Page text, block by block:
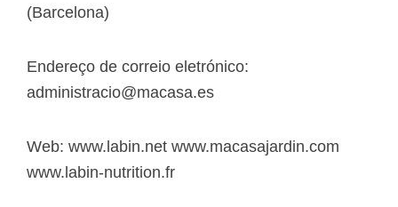
(Barcelona)
Endereço de correio eletrónico:
administracio@macasa.es
Web: www.labin.net www.macasajardin.com
www.labin-nutrition.fr